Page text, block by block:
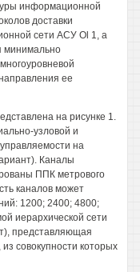
информационной
доставки
сети АСУ Ol 1, а
минимально
ее
на рисунке 1.
узловой и
на
Каналы
ППК метрового
каналов может
1200; 2400; 4800;
иерархической сети
представляющая
совокупности которых